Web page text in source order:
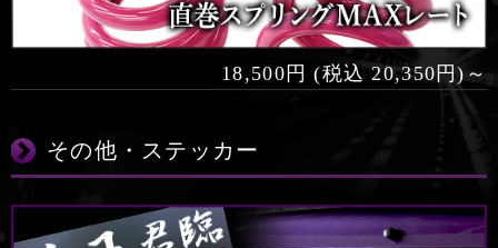
18,500円 (税込 20,350円)～
その他・ステッカー